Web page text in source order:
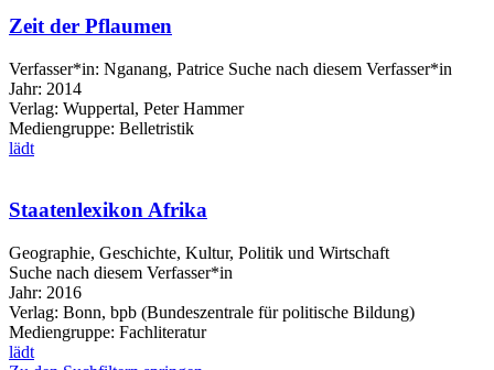
Zeit der Pflaumen
Verfasser*in: Nganang, Patrice Suche nach diesem Verfasser*in
Jahr: 2014
Verlag: Wuppertal, Peter Hammer
Mediengruppe: Belletristik
lädt
Staatenlexikon Afrika
Geographie, Geschichte, Kultur, Politik und Wirtschaft
Suche nach diesem Verfasser*in
Jahr: 2016
Verlag: Bonn, bpb (Bundeszentrale für politische Bildung)
Mediengruppe: Fachliteratur
lädt